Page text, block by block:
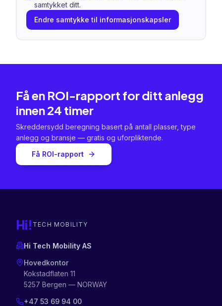
samtykket ditt.
Endre samtykke til informasjonskapsler
Få en ROI-rapport for ditt anlegg
innen 24 timer
Skreddersydd beregning basert på antall plasser, type
anlegg og bransje — gratis og uforpliktende.
Få ROI-rapport
Hi! TECH MOBILITY
Hi Tech Mobility AS
Hovedkontor
Kokstadflaten 11
5257 Bergen — NORWAY
+47 53 69 94 00